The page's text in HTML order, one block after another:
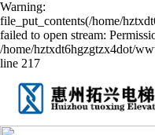
Warning:
file_put_contents(/home/
failed to open stream:
/home/hztxdt6hgzgtzx4dot/
line 217